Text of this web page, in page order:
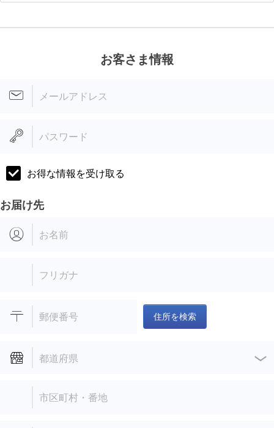
お客さま情報
メールアドレス
パスワード
お得な情報を受け取る
お届け先
お名前
フリガナ
郵便番号 住所を検索
都道府県
市区町村・番地